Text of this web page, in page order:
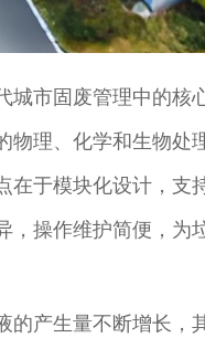
城市固废管理中的
物理、化学和生物
在于模块化设计，
，操作维护简便，
的产生量不断增长